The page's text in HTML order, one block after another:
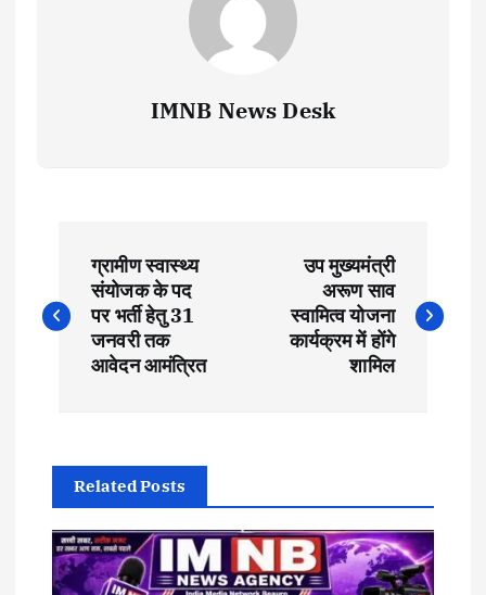
IMNB News Desk
o
n
a
v
ग्रामीण स्वास्थ्य
संयोजक के पद
पर भर्ती हेतु 31
जनवरी तक
आवेदन आमंत्रित
उप मुख्यमंत्री
अरूण साव
स्वामित्व योजना
कार्यक्रम में होंगे
शामिल
Related Posts